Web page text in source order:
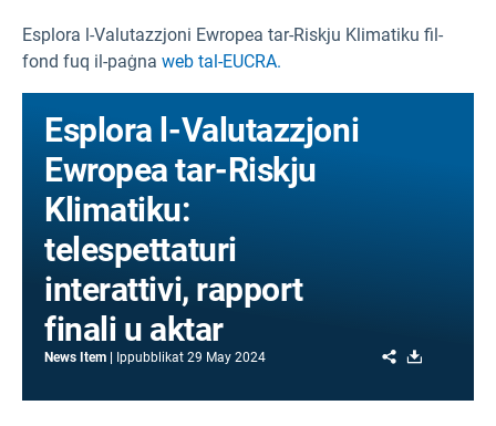
Esplora l-Valutazzjoni Ewropea tar-Riskju Klimatiku fil-
fond fuq il-paġna web tal-EUCRA.
Esplora l-Valutazzjoni
Ewropea tar-Riskju
Klimatiku:
telespettaturi
interattivi, rapport
finali u aktar
News Item Ippubblikat 29 May 2024 Share